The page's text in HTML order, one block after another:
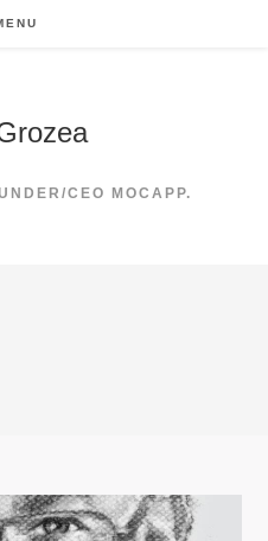
CEO MOCAPP.